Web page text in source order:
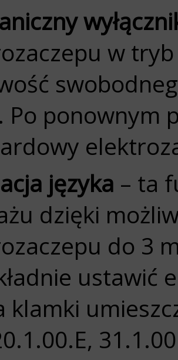
w
Po ponownym
języka – ta
dzięki
do 3
ustawić
klamki